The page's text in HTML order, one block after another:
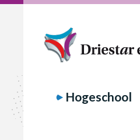
Hogeschool